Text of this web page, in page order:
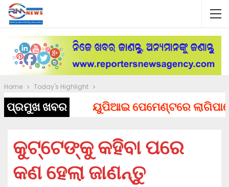
Home Today's Highlight
ପ୍ରମୁଖ ଖବର ୟୁପିଆଇ ପେମେଣ୍ଟରେ ଲାଗିପାରେ
କୁଟ୍ଟେଙ୍କୁ କହିବା ପରେ
କଣ ହେଲା ଜାଣନ୍ତୁ